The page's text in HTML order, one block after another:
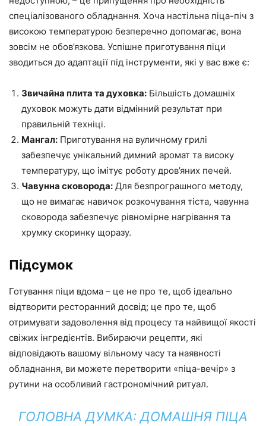
спеціалізованого обладнання. Хоча настільна піца-піч з
високою температурою безперечно допомагає, вона
зовсім не обов’язкова. Успішне приготування піци
зводиться до адаптації під інструменти, які у вас вже є:
Звичайна плита та духовка: Більшість домашніх
духовок можуть дати відмінний результат при
правильній техніці.
Мангал: Приготування на вуличному грилі
забезпечує унікальний димний аромат та високу
температуру, що імітує роботу дров’яних печей.
Чавунна сковорода: Для безпрограшного методу,
що не вимагає навичок розкочування тіста, чавунна
сковорода забезпечує рівномірне нагрівання та
хрумку скоринку щоразу.
Підсумок
Готування піци вдома – це не про те, щоб ідеально
відтворити ресторанний досвід; це про те, щоб
отримувати задоволення від процесу та найвищої якості
свіжих інгредієнтів. Вибираючи рецепти, які
відповідають вашому вільному часу та наявності
обладнання, ви можете перетворити «піца-вечір» з
рутини на особливий гастрономічний ритуал.
ГОЛОВНА ДУМКА: ДОМАШНЯ ПІЦА